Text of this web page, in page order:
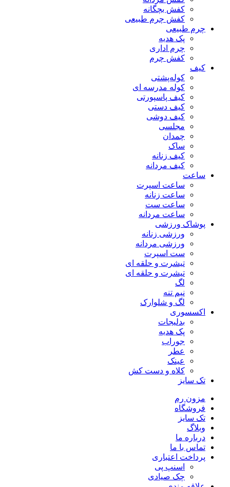
کفش بچگانه
کفش چرم طبیعی
چرم طبیعی
پک هدیه
چرم اداری
کفش چرم
کیف
کوله‌پشتی
کوله مدرسه ای
کیف پاسپورتی
کیف دستی
کیف دوشی
مجلسی
چمدان
ساک
کیف زنانه
کیف مردانه
ساعت
ساعت اسپرت
ساعت زنانه
ساعت ست
ساعت مردانه
پوشاک ورزشی
ورزشی زنانه
ورزشی مردانه
ست اسپرت
تیشرت و حلقه ای
تیشرت و حلقه ای
لگ
نیم تنه
لگ و شلوارک
اکسسوری
بدلیجات
پک هدیه
جوراب
عطر
عینک
کلاه و دست کش
تک سایز
مزون رم
فروشگاه
تک سایز
وبلاگ
درباره ما
تماس با ما
پرداخت اعتباری
اسنپ پی
چک صیادی